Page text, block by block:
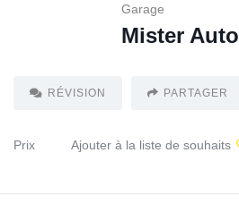
Garage
Mister Auto
RÉVISION PARTAGER
Prix Ajouter à la liste de souhaits